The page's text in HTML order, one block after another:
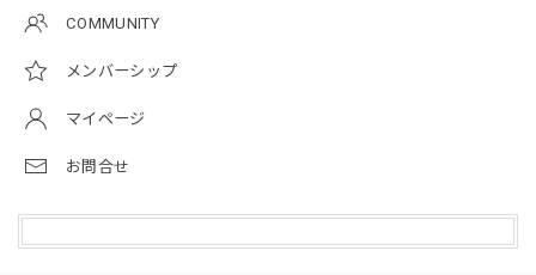
COMMUNITY
メンバーシップ
マイページ
お問合せ